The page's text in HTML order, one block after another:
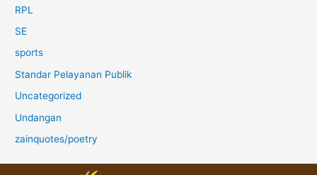
RPL
SE
sports
Standar Pelayanan Publik
Uncategorized
Undangan
zainquotes/poetry